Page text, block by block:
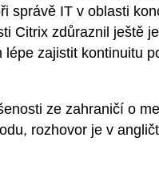
správě IT v oblasti
Citrix zdůraznil ještě
zajistit kontinuitu
ze zahraničí o
rozhovor je v